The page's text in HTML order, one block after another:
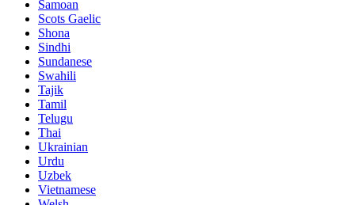
Samoan
Scots Gaelic
Shona
Sindhi
Sundanese
Swahili
Tajik
Tamil
Telugu
Thai
Ukrainian
Urdu
Uzbek
Vietnamese